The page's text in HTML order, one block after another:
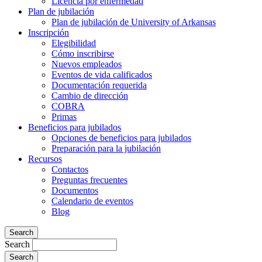
Plan de jubilación
Plan de jubilación de University of Arkansas
Inscripción
Elegibilidad
Cómo inscribirse
Nuevos empleados
Eventos de vida calificados
Documentación requerida
Cambio de dirección
COBRA
Primas
Beneficios para jubilados
Opciones de beneficios para jubilados
Preparación para la jubilación
Recursos
Contactos
Preguntas frecuentes
Documentos
Calendario de eventos
Blog
Search
Search